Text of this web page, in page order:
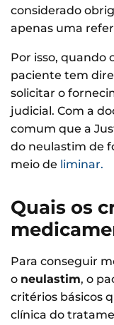
considerado
apenas uma
Por isso, quando
paciente tem
solicitar o
judicial. Com a
comum que a
do neulastim de
meio de liminar.
Quais os
Para conseguir
o neulastim, o
critérios básicos
clínica do